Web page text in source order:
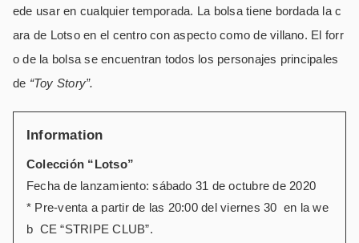
ede usar en cualquier temporada. La bolsa tiene bordada la c
ara de Lotso en el centro con aspecto como de villano. El forr
o de la bolsa se encuentran todos los personajes principales
de “Toy Story”.
Information
Colección “Lotso”
Fecha de lanzamiento: sábado 31 de octubre de 2020
* Pre-venta a partir de las 20:00 del viernes 30 en la we
b CE “STRIPE CLUB”.